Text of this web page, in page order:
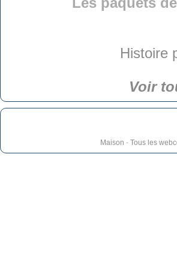
Histoire
Voir
Maison - Tous les